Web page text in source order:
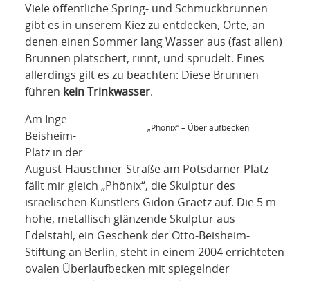
NETZWERK
SPONSORING
KONTAKT
Viele öffentliche Spring- und Schmuckbrunnen
gibt es in unserem Kiez zu entdecken, Orte, an
denen einen Sommer lang Wasser aus (fast allen)
Brunnen plätschert, rinnt, und sprudelt. Eines
allerdings gilt es zu beachten: Diese Brunnen
führen kein Trinkwasser.
„Phönix“ – Überlaufbecken
Am Inge-
Beisheim-
Platz in der
August-Hauschner-Straße am Potsdamer Platz
fällt mir gleich „Phönix“, die Skulptur des
israelischen Künstlers Gidon Graetz auf. Die 5 m
hohe, metallisch glänzende Skulptur aus
Edelstahl, ein Geschenk der Otto-Beisheim-
Stiftung an Berlin, steht in einem 2004 errichteten
ovalen Überlaufbecken mit spiegelnder